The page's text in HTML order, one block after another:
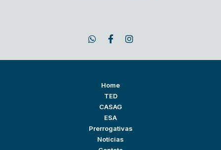
Home
TED
CASAG
ESA
Prerrogativas
Notícias